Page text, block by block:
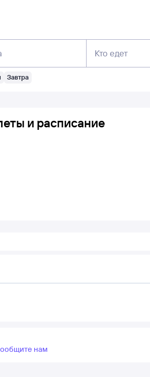
Завтра
Кто едет
и расписание
нам